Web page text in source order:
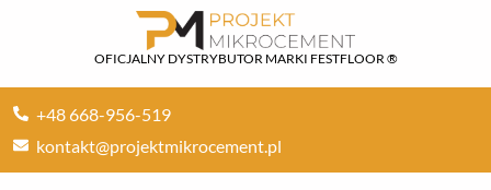
OFICJALNY DYSTRYBUTOR MARKI FESTFLOOR ®
+48 668-956-519
kontakt@projektmikrocement.pl